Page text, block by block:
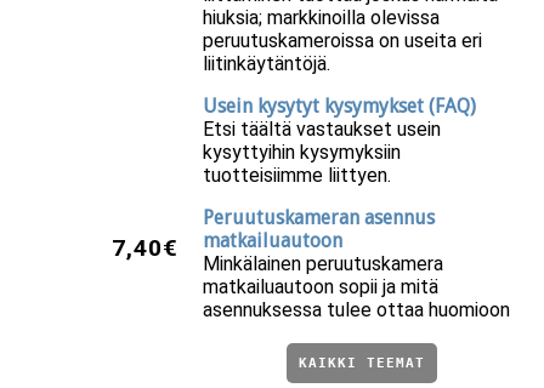
7,40€
hiuksia; markkinoilla olevissa
peruutuskameroissa on useita eri
liitinkäytäntöjä.
Usein kysytyt kysymykset (FAQ)
Etsi täältä vastaukset usein
kysyttyihin kysymyksiin
tuotteisiimme liittyen.
Peruutuskameran asennus
matkailuautoon
Minkälainen peruutuskamera
matkailuautoon sopii ja mitä
asennuksessa tulee ottaa huomioon
KAIKKI TEEMAT